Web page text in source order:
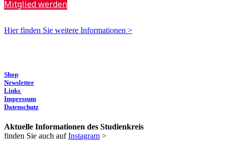
Mitglied werden
Hier finden Sie weitere Informationen >
Shop
Newsletter
Links
Impressum
Datenschutz
Aktuelle Informationen des Studienkreis
finden Sie auch aufInstagram >